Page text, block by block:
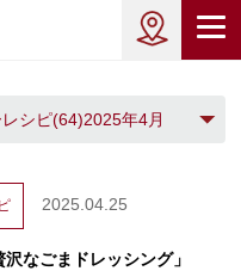
シピ(64)2025年4月
2025.04.25
なごまドレッシング」